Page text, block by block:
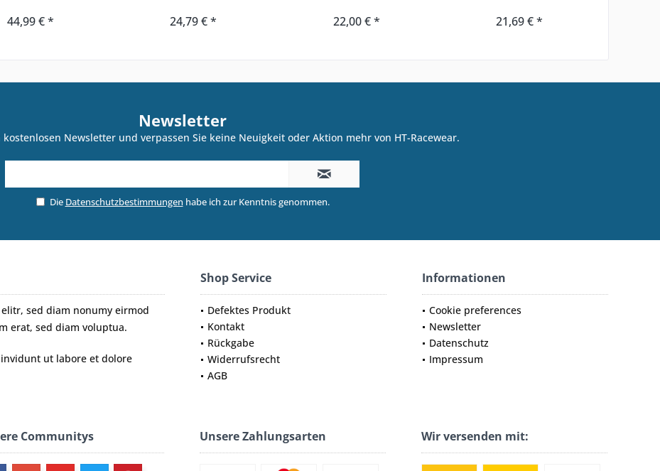
44,99 € * 24,79 € * 22,00 € * 21,69 € *
Newsletter
Newsletter und verpassen Sie keine Neuigkeit oder Aktion mehr von HT-Racewear.
Die Datenschutzbestimmungen habe ich zur Kenntnis genommen.
sed diam nonumy eirmod
erat, sed diam voluptua.
ut labore et dolore
Shop Service
Defektes Produkt
Kontakt
Rückgabe
Widerrufsrecht
AGB
Informationen
Cookie preferences
Newsletter
Datenschutz
Impressum
Communitys Unsere Zahlungsarten Wir versenden mit: